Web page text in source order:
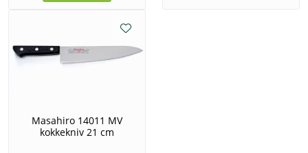
Masahiro 14011 MV
kokkekniv 21 cm